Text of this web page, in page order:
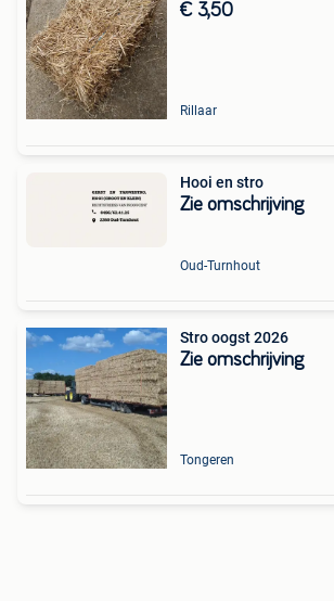
€ 3,50
Rillaar
Hooi en stro
Zie omschrijving
Oud-Turnhout
Stro oogst 2026
Zie omschrijving
Tongeren